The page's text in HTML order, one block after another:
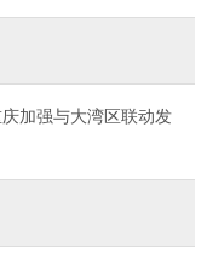
加强与大湾区联动发